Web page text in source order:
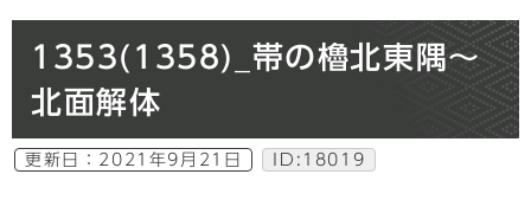
1353(1358)_帯の櫓北東隅～
北面解体
更新日： 2021年9月21日 ID:18019